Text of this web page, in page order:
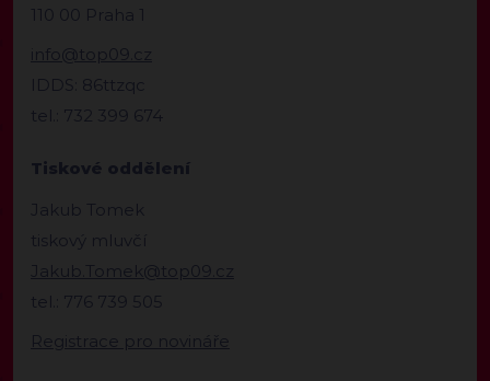
110 00 Praha 1
info@top09.cz
IDDS: 86ttzqc
tel.: 732 399 674
Tiskové oddělení
Jakub Tomek
tiskový mluvčí
Jakub.Tomek@top09.cz
tel.: 776 739 505
Registrace pro novináře